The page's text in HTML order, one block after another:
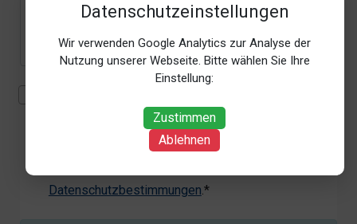
Datenschutzeinstellungen
Wir verwenden Google Analytics zur Analyse der
Nutzung unserer Webseite. Bitte wählen Sie Ihre
Einstellung:
Zustimmen
Ablehnen
personenbezogenen Daten (Angaben, Datum und
Uhrzeit der Bewertungsabgabe, Referrer-URL) zum
Zweck der Bewertung erkläre ich mich
Datenschutzbestimmungen.*